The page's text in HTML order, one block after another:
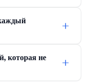
+
которая не
+